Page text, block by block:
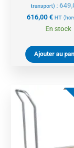
transport) :
616,00€ HT
En stock
Ajouter au